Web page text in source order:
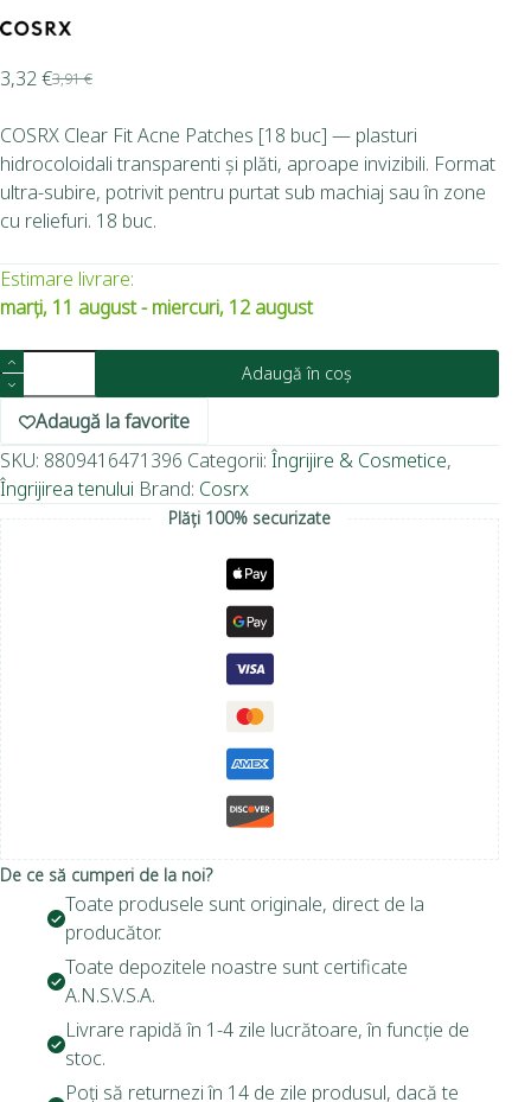
3,91€
3,32€
COSRX Clear Fit Acne Patches [18 buc] — plasturi
hidrocoloidali transparenti și plăti, aproape invizibili. Format
ultra-subire, potrivit pentru purtat sub machiaj sau în zone
cu reliefuri. 18 buc.
Estimare livrare:
marți, 11 august - miercuri, 12 august
Adaugă în coș
Adaugă la favorite
SKU: 8809416471396 Categorii: Îngrijire & Cosmetice,
Îngrijirea tenului Brand: Cosrx
Plăți 100% securizate
De ce să cumperi de la noi?
Toate produsele sunt originale, direct de la
producător.
Toate depozitele noastre sunt certificate
A.N.S.V.S.A.
Livrare rapidă în 1-4 zile lucrătoare, în funcție de
stoc.
Poți să returnezi în 14 de zile produsul, dacă te